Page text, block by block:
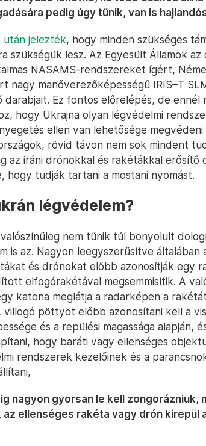
pedig úgy tűnik, van is
után jelezték, hogy minden szükséges
szükségük lesz. Az Egyesült Államok az
NASAMS-rendszereket ígért,
nagy manőverezőképességű IRIS–T
Ez fontos előrelépés, de ennél
hogy Ukrajna olyan légvédelmi
ellen van lehetősége megvédeni
rövid távon nem sok mindent
az iráni drónokkal és rakétákkal erősítő
hogy tudják tartani a mostani nyomást.
légvédelem?
nem tűnik túl bonyolult
is az. Nagyon leegyszerűsítve általában
és drónokat előbb azonosítják egy
elfogórakétával megsemmisítik. A
katona meglátja a radarképen a
villogó pöttyöt előbb azonosítani kell a
és a repülési magassága alapján,
hogy baráti vagy ellenséges
rendszerek kezelőinek és a
nagyon gyorsan le kell zongorázniuk,
ellenséges rakéta vagy drón kirepül